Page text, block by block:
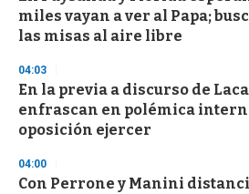
miles vayan a ver al Papa;
las misas al aire libre
04:03
En la previa a discurso de
enfrascan en polémica
oposición ejercer
04:00
Con Perrone y Manini